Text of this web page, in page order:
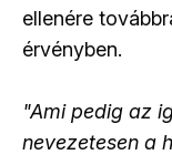
ellenére
érvényben.
"Ami pedig az
nevezetesen a